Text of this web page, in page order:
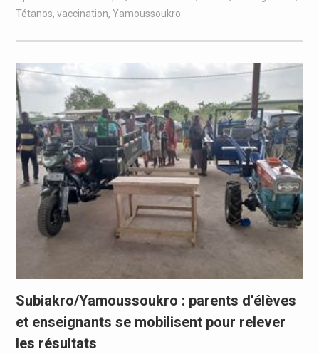
Tétanos, vaccination, Yamoussoukro
Subiakro/Yamoussoukro : parents d’élèves
et enseignants se mobilisent pour relever
les résultats